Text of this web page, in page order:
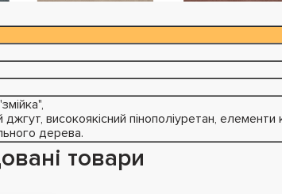
високоякісний пінополіуретан, елементи
дерева.
товари